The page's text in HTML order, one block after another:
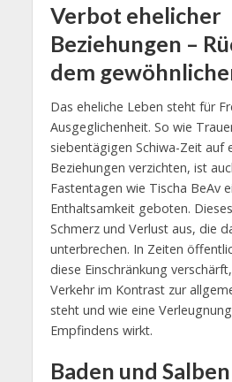
Verbot ehelicher
Beziehungen –
dem
Das eheliche Leben steht für
Ausgeglichenheit. So wie
siebentägigen Schiwa-Zeit auf
Beziehungen verzichten, ist
Fastentagen wie Tischa BeAv
Enthaltsamkeit geboten.
Schmerz und Verlust aus, die
unterbrechen. In Zeiten
diese Einschränkung
Verkehr im Kontrast zur
steht und wie eine
Empfindens wirkt.
Baden und